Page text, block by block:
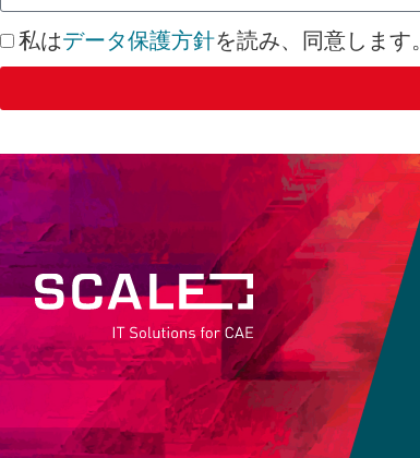
私はデータ保護方針を読み、同意します。